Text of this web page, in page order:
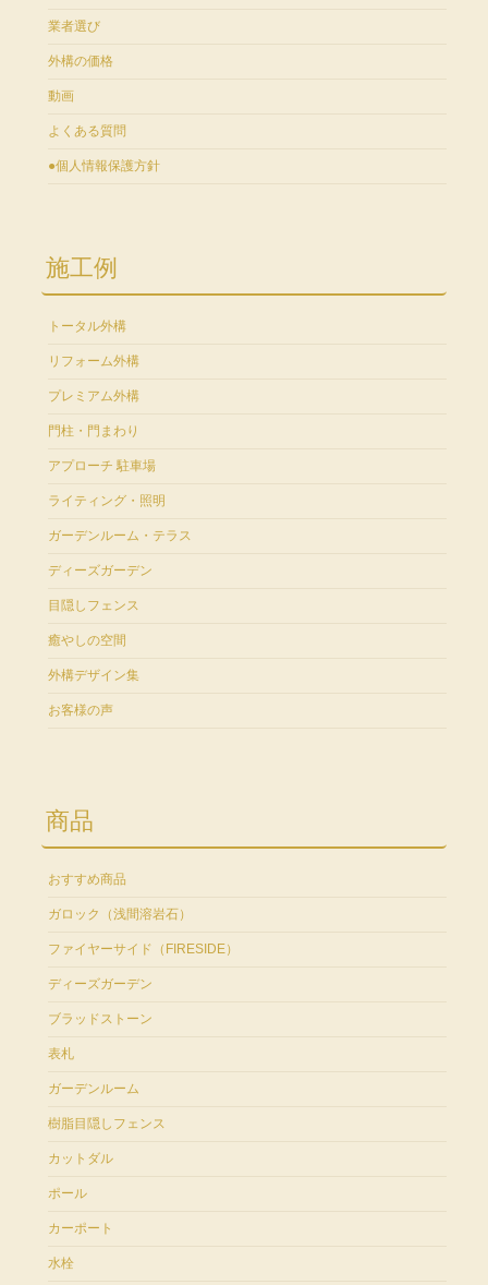
業者選び
外構の価格
動画
よくある質問
●個人情報保護方針
施工例
トータル外構
リフォーム外構
プレミアム外構
門柱・門まわり
アプローチ 駐車場
ライティング・照明
ガーデンルーム・テラス
ディーズガーデン
目隠しフェンス
癒やしの空間
外構デザイン集
お客様の声
商品
おすすめ商品
ガロック（浅間溶岩石）
ファイヤーサイド（FIRESIDE）
ディーズガーデン
ブラッドストーン
表札
ガーデンルーム
樹脂目隠しフェンス
カットダル
ポール
カーポート
水栓